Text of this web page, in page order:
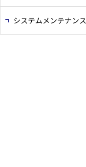
システムメンテナンス